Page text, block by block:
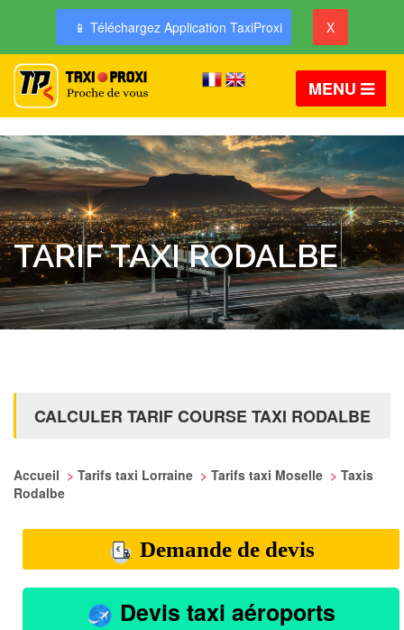
📱 Téléchargez Application TaxiProxi X
MENU
TARIF TAXI RODALBE
CALCULER TARIF COURSE TAXI RODALBE
Accueil > Tarifs taxi Lorraine > Tarifs taxi Moselle > Taxis
Rodalbe
Demande de devis
Devis taxi aéroports